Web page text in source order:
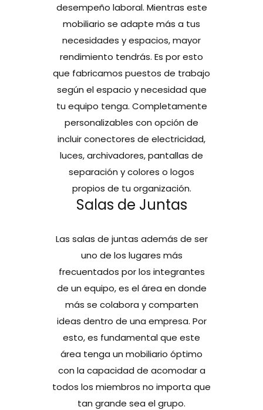
desempeño laboral. Mientras este
mobiliario se adapte más a tus
necesidades y espacios, mayor
rendimiento tendrás. Es por esto
que fabricamos puestos de trabajo
según el espacio y necesidad que
tu equipo tenga. Completamente
personalizables con opción de
incluir conectores de electricidad,
luces, archivadores, pantallas de
separación y colores o logos
propios de tu organización.
Salas de Juntas
Las salas de juntas además de ser
uno de los lugares más
frecuentados por los integrantes
de un equipo, es el área en donde
más se colabora y comparten
ideas dentro de una empresa. Por
esto, es fundamental que este
área tenga un mobiliario óptimo
con la capacidad de acomodar a
todos los miembros no importa que
tan grande sea el grupo.